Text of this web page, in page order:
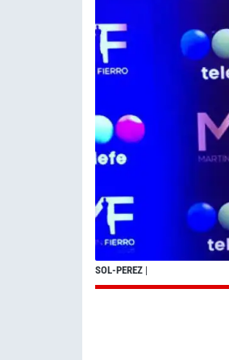
SOL-PEREZ |